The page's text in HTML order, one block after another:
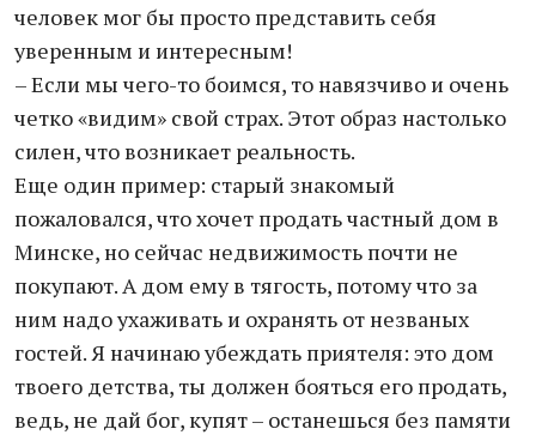
человек мог бы просто представить себя
уверенным и интересным!
– Если мы чего-то боимся, то навязчиво и очень
четко «видим» свой страх. Этот образ настолько
силен, что возникает реальность.
Еще один пример: старый знакомый
пожаловался, что хочет продать частный дом в
Минске, но сейчас недвижимость почти не
покупают. А дом ему в тягость, потому что за
ним надо ухаживать и охранять от незваных
гостей. Я начинаю убеждать приятеля: это дом
твоего детства, ты должен бояться его продать,
ведь, не дай бог, купят – останешься без памяти